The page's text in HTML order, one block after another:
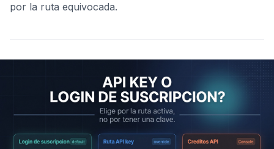
por la ruta equivocada.